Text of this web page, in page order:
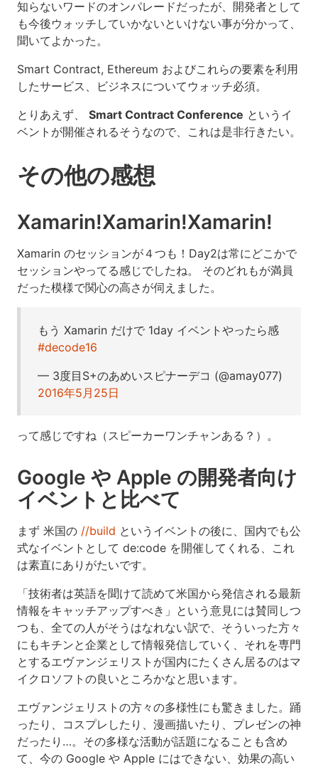
知らないワードのオンパレードだったが、開発者として
も今後ウォッチしていかないといけない事が分かって、
聞いてよかった。
Smart Contract, Ethereum およびこれらの要素を利用
したサービス、ビジネスについてウォッチ必須。
とりあえず、 Smart Contract Conference というイ
ベントが開催されるそうなので、これは是非行きたい。
その他の感想
Xamarin!Xamarin!Xamarin!
Xamarin のセッションが４つも！Day2は常にどこかで
セッションやってる感じでしたね。 そのどれもが満員
だった模様で関心の高さが伺えました。
もう Xamarin だけで 1day イベントやったら感
#decode16
— 3度目S+のあめいスピナーデコ (@amay077)
2016年5月25日
って感じですね（スピーカーワンチャンある？）。
Google や Apple の開発者向け
イベントと比べて
まず 米国の //build というイベントの後に、国内でも公
式なイベントとして de:code を開催してくれる、これ
は素直にありがたいです。
「技術者は英語を聞けて読めて米国から発信される最新
情報をキャッチアップすべき」という意見には賛同しつ
つも、全ての人がそうはなれない訳で、そういった方々
にもキチンと企業として情報発信していく、それを専門
とするエヴァンジェリストが国内にたくさん居るのはマ
イクロソフトの良いところかなと思います。
エヴァンジェリストの方々の多様性にも驚きました。踊
ったり、コスプレしたり、漫画描いたり、プレゼンの神
だったり…。その多様な活動が話題になることも含め
て、今の Google や Apple にはできない、効果の高い